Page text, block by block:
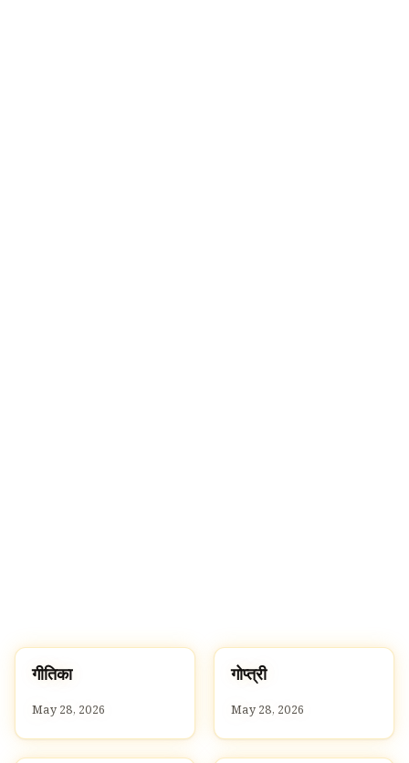
Gग
गीतिका
May 28, 2026
Gग
गोप्त्री
May 28, 2026